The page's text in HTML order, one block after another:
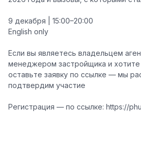
9 декабря | 15:00–20:00
English only
Если вы являетесь владельцем
менеджером застройщика и хотите
оставьте заявку по ссылке — мы
подтвердим участие
Регистрация — по ссылке: https://